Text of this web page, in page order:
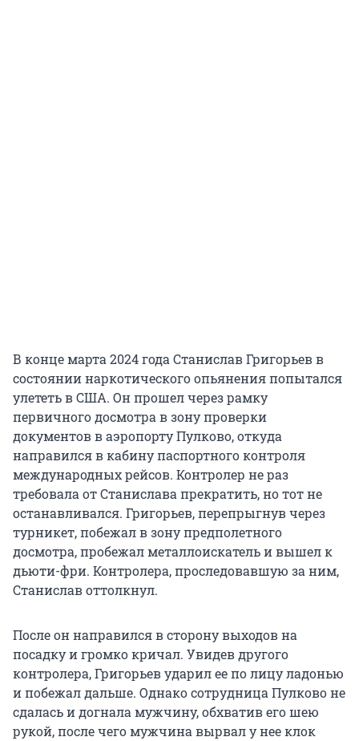
В конце марта 2024 года Станислав Григорьев в
состоянии наркотического опьянения попытался
улететь в США. Он прошел через рамку
первичного досмотра в зону проверки
документов в аэропорту Пулково, откуда
направился в кабину паспортного контроля
международных рейсов. Контролер не раз
требовала от Станислава прекратить, но тот не
останавливался. Григорьев, перепрыгнув через
турникет, побежал в зону предполетного
досмотра, пробежал металлоискатель и вышел к
дьюти-фри. Контролера, проследовавшую за ним,
Станислав оттолкнул.
После он направился в сторону выходов на
посадку и громко кричал. Увидев другого
контролера, Григорьев ударил ее по лицу ладонью
и побежал дальше. Однако сотрудница Пулково не
сдалась и догнала мужчину, обхватив его шею
рукой, после чего мужчина вырвал у нее клок